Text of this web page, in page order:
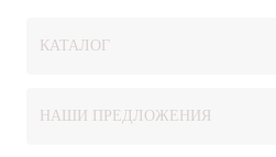
КАТАЛОГ
НАШИ ПРЕДЛОЖЕНИЯ